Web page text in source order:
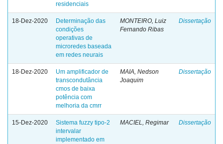
residenciais
18-Dez-2020
Determinação das
condições
operativas de
microredes baseada
em redes neurais
MONTEIRO, Luiz
Fernando Ribas
Dissertação
18-Dez-2020
Um amplificador de
transcondutância
cmos de baixa
potência com
melhoria da cmrr
MAIA, Nedson
Joaquim
Dissertação
15-Dez-2020
Sistema fuzzy tipo-2
intervalar
implementado em
MACIEL, Regimar Dissertação